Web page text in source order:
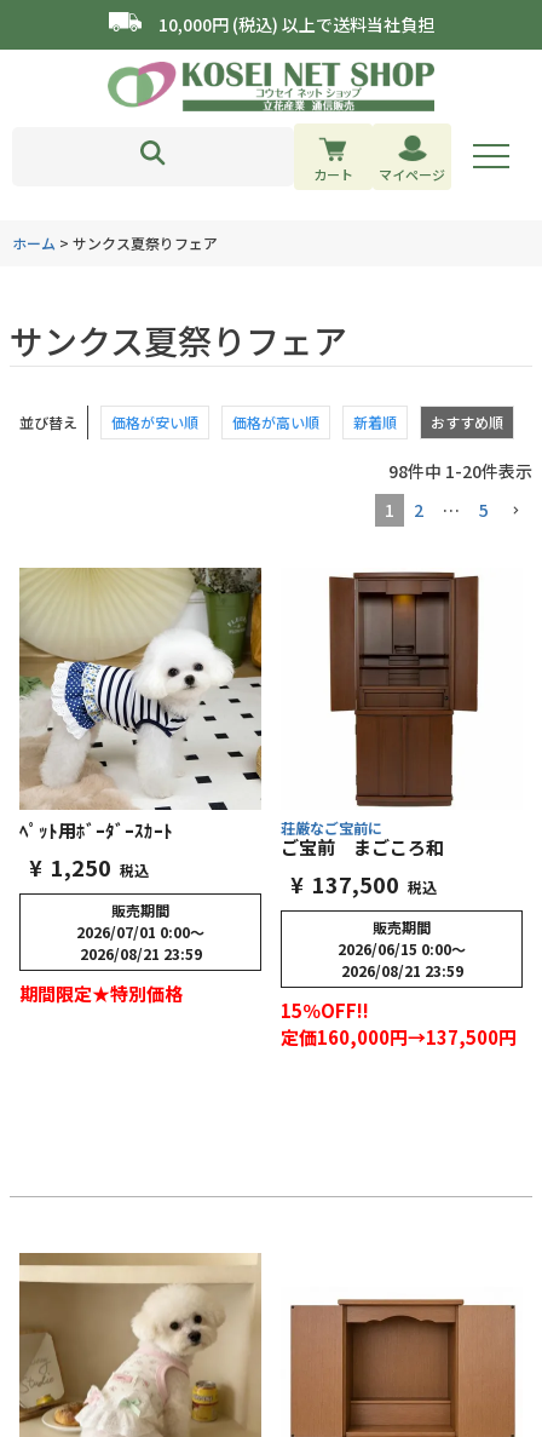
10,000円 (税込) 以上で送料当社負担
カート マイページ
ホーム サンクス夏祭りフェア
サンクス夏祭りフェア
並び替え 価格が安い順 価格が高い順 新着順 おすすめ順
98件中 1-20件表示
1
2 … 5
ﾍﾟｯﾄ用ﾎﾞｰﾀﾞｰｽｶｰﾄ
¥ 1,250 税込
販売期間
2026/07/01 0:00〜
2026/08/21 23:59
期間限定★特別価格
荘厳なご宝前に
ご宝前 まごころ和
¥ 137,500 税込
販売期間
2026/06/15 0:00〜
2026/08/21 23:59
15％OFF!!
定価160,000円→137,500円